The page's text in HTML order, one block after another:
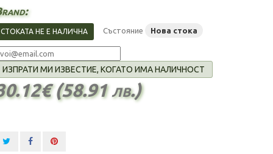
СТОКАТА НЕ Е НАЛИЧНА Състояние Нова стока
ИЗПРАТИ МИ ИЗВЕСТИЕ, КОГАТО ИМА НАЛИЧНОСТ
(58.91 лв.)